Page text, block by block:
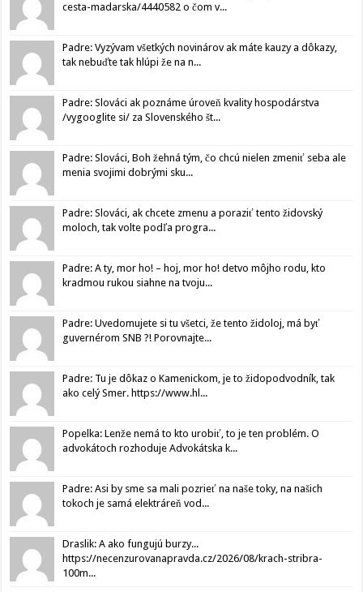
cesta-madarska/4440582 o čom v...
Padre: Vyzývam všetkých novinárov ak máte kauzy a dôkazy,
tak nebuďte tak hlúpi že na n...
Padre: Slováci ak poznáme úroveň kvality hospodárstva
/vygooglite si/ za Slovenského št...
Padre: Slováci, Boh žehná tým, čo chcú nielen zmeniť seba ale
menia svojimi dobrými sku...
Padre: Slováci, ak chcete zmenu a poraziť tento židovský
moloch, tak volte podľa progra...
Padre: A ty, mor ho! – hoj, mor ho! detvo môjho rodu, kto
kradmou rukou siahne na tvoju...
Padre: Uvedomujete si tu všetci, že tento židoloj, má byť
guvernérom SNB ?! Porovnajte...
Padre: Tu je dôkaz o Kamenickom, je to židopodvodník, tak
ako celý Smer. https://www.hl...
Popelka: Lenže nemá to kto urobiť, to je ten problém. O
advokátoch rozhoduje Advokátska k...
Padre: Asi by sme sa mali pozrieť na naše toky, na našich
tokoch je samá elektráreň vod...
Draslik: A ako fungujú burzy...
https://necenzurovanapravda.cz/2026/08/krach-stribra-
100m...